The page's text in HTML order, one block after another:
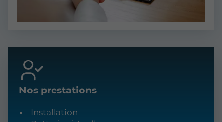
Nos prestations
Installation